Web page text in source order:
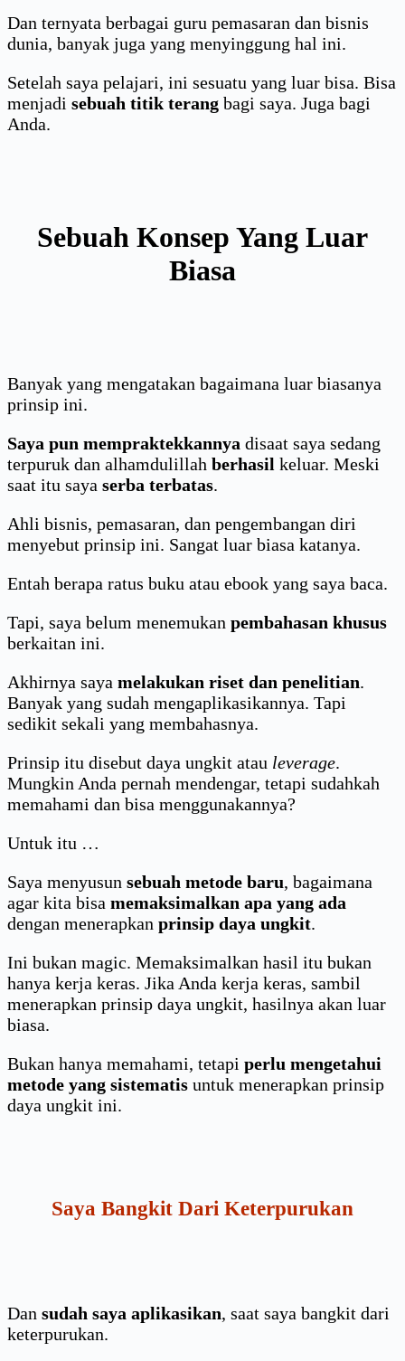
Dan ternyata berbagai guru pemasaran dan bisnis
dunia, banyak juga yang menyinggung hal ini.
Setelah saya pelajari, ini sesuatu yang luar bisa. Bisa
menjadi sebuah titik terang bagi saya. Juga bagi
Anda.
Sebuah Konsep Yang Luar
Biasa
Banyak yang mengatakan bagaimana luar biasanya
prinsip ini.
Saya pun mempraktekkannya disaat saya sedang
terpuruk dan alhamdulillah berhasil keluar. Meski
saat itu saya serba terbatas.
Ahli bisnis, pemasaran, dan pengembangan diri
menyebut prinsip ini. Sangat luar biasa katanya.
Entah berapa ratus buku atau ebook yang saya baca.
Tapi, saya belum menemukan pembahasan khusus
berkaitan ini.
Akhirnya saya melakukan riset dan penelitian.
Banyak yang sudah mengaplikasikannya. Tapi
sedikit sekali yang membahasnya.
Prinsip itu disebut daya ungkit atau leverage.
Mungkin Anda pernah mendengar, tetapi sudahkah
memahami dan bisa menggunakannya?
Untuk itu …
Saya menyusun sebuah metode baru, bagaimana
agar kita bisa memaksimalkan apa yang ada
dengan menerapkan prinsip daya ungkit.
Ini bukan magic. Memaksimalkan hasil itu bukan
hanya kerja keras. Jika Anda kerja keras, sambil
menerapkan prinsip daya ungkit, hasilnya akan luar
biasa.
Bukan hanya memahami, tetapi perlu mengetahui
metode yang sistematis untuk menerapkan prinsip
daya ungkit ini.
Saya Bangkit Dari Keterpurukan
Dan sudah saya aplikasikan, saat saya bangkit dari
keterpurukan.